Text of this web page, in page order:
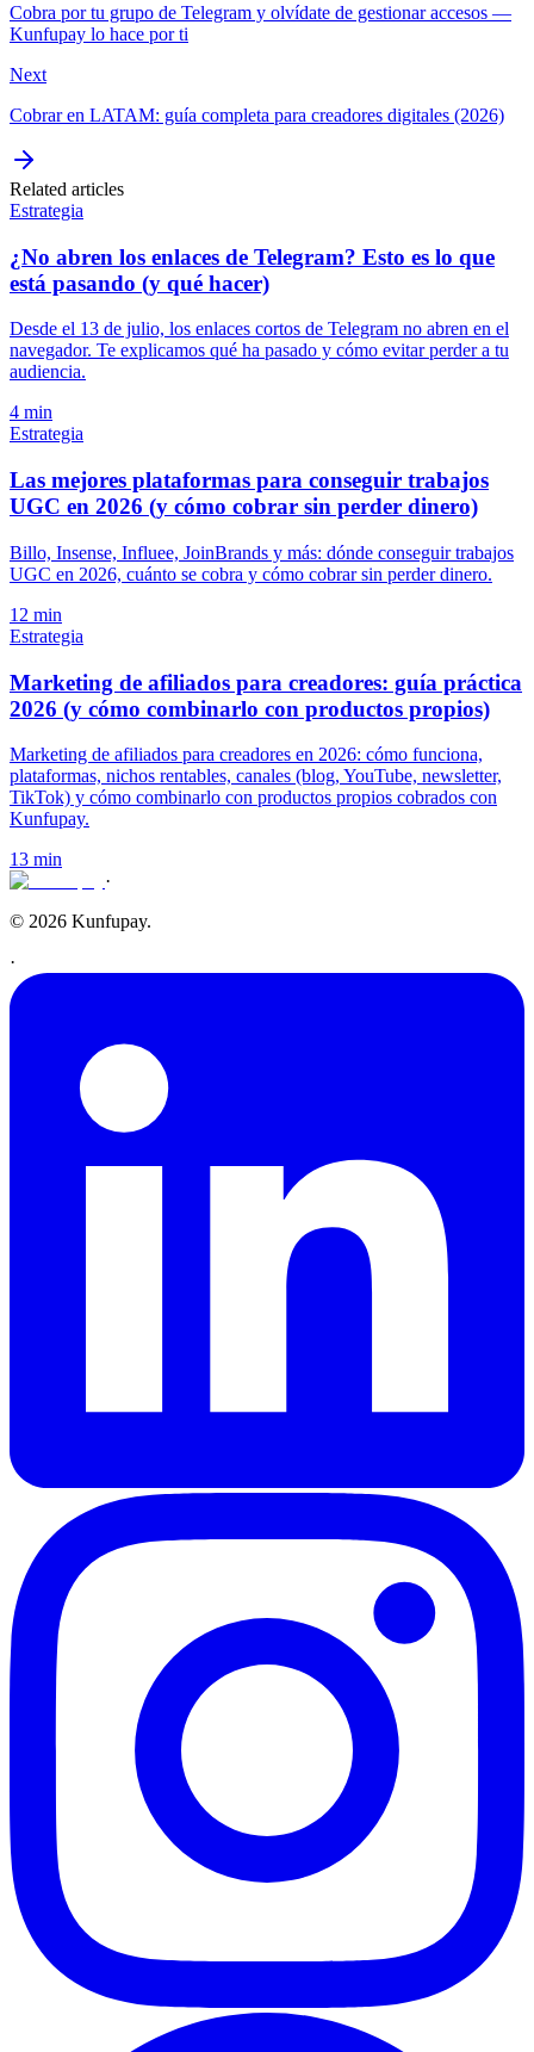
Cobra por tu grupo de Telegram y olvídate de gestionar accesos —
Kunfupay lo hace por ti
Next
Cobrar en LATAM: guía completa para creadores digitales (2026)
Related articles
Estrategia
¿No abren los enlaces de Telegram? Esto es lo que
está pasando (y qué hacer)
Desde el 13 de julio, los enlaces cortos de Telegram no abren en el
navegador. Te explicamos qué ha pasado y cómo evitar perder a tu
audiencia.
4 min
Estrategia
Las mejores plataformas para conseguir trabajos
UGC en 2026 (y cómo cobrar sin perder dinero)
Billo, Insense, Influee, JoinBrands y más: dónde conseguir trabajos
UGC en 2026, cuánto se cobra y cómo cobrar sin perder dinero.
12 min
Estrategia
Marketing de afiliados para creadores: guía práctica
2026 (y cómo combinarlo con productos propios)
Marketing de afiliados para creadores en 2026: cómo funciona,
plataformas, nichos rentables, canales (blog, YouTube, newsletter,
TikTok) y cómo combinarlo con productos propios cobrados con
Kunfupay.
13 min
·
© 2026 Kunfupay.
·